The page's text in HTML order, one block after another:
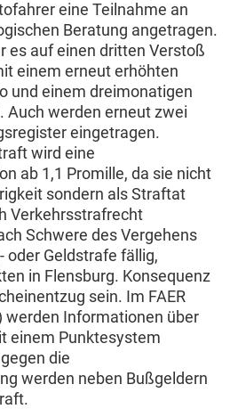
eine Teilnahme an
Beratung angetragen.
es auf einen dritten Verstoß
einem erneut erhöhten
und einem dreimonatigen
Auch werden erneut zwei
eingetragen.
wird eine
ab 1,1 Promille, da sie nicht
sondern als Straftat
Verkehrsstrafrecht
Schwere des Vergehens
oder Geldstrafe fällig,
in Flensburg. Konsequenz
sein. Im FAER
werden Informationen über
einem Punktesystem
die
werden neben Bußgeldern